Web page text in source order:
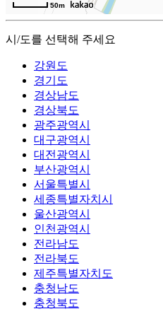
50m
시/도를 선택해 주세요
강원도
경기도
경상남도
경상북도
광주광역시
대구광역시
대전광역시
부산광역시
서울특별시
세종특별자치시
울산광역시
인천광역시
전라남도
전라북도
제주특별자치도
충청남도
충청북도